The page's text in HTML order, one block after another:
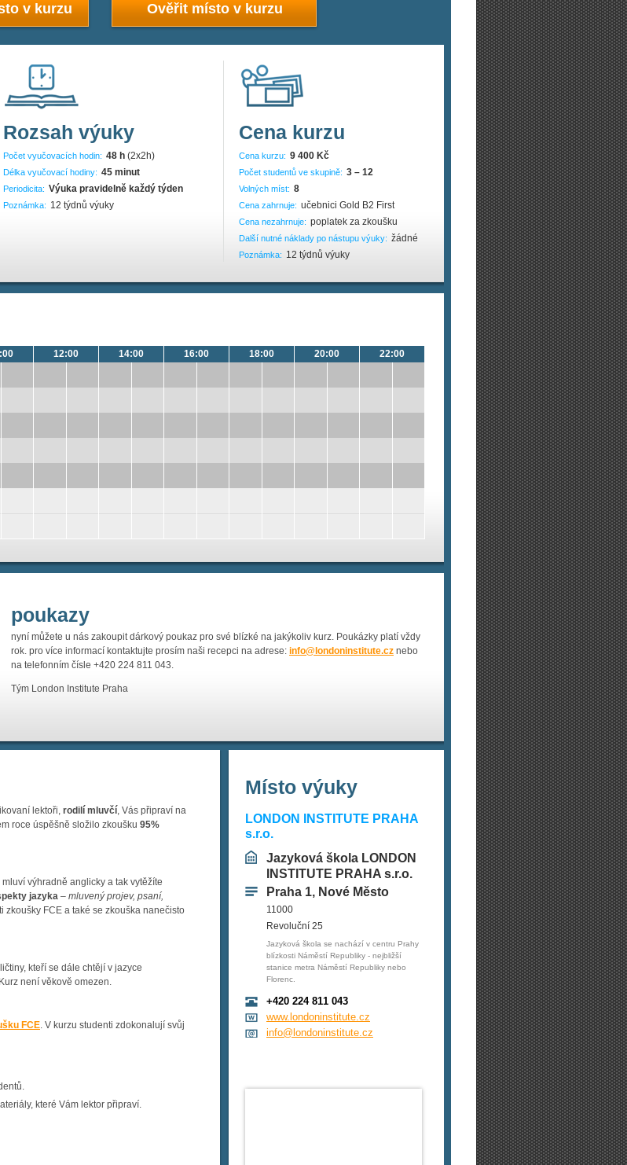
v kurzu Ověřit místo v kurzu
Rozsah výuky
Počet vyučovacích hodin: 48 h (2x2h)
Délka vyučovací hodiny: 45 minut
Periodicita: Výuka pravidelně každý týden
Poznámka: 12 týdnů výuky
Cena kurzu
Cena kurzu: 9 400 Kč
Počet studentů ve skupině: 3 – 12
Volných míst: 8
Cena zahrnuje: učebnici Gold B2 First
Cena nezahrnuje: poplatek za zkoušku
Další nutné náklady po nástupu výuky: žádné
Poznámka: 12 týdnů výuky
12:00 14:00 16:00 18:00 20:00 22:00
poukazy
nyní můžete u nás zakoupit dárkový poukaz pro své blízké na jakýkoliv kurz. Poukázky platí vždy
rok. pro více informací kontaktujte prosím naši recepci na adrese: info@ londoninstitute.cz nebo
na telefonním čísle +420 224 811 043.
Tým London Institute Praha
lektoři, rodilí mluvčí, Vás připraví na
roce úspěšně složilo zkoušku 95%
výhradně anglicky a tak vytěžíte
jazyka – mluvený projev, psaní,
zkoušky FCE a také se zkouška nanečisto
kteří se dále chtějí v jazyce
není věkově omezen.
FCE. V kurzu studenti zdokonalují svůj
které Vám lektor připraví.
Místo výuky
LONDON INSTITUTE PRAHA
s.r.o.
Jazyková škola LONDON
INSTITUTE PRAHA s.r.o.
Praha 1, Nové Město
11000
Revoluční 25
Jazyková škola se nachází v centru Prahy
blízkosti Náměstí Republiky - nejbližší
stanice metra Náměstí Republiky nebo
Florenc.
+420 224 811 043
www.londoninstitute.cz
info@londoninstitute.cz